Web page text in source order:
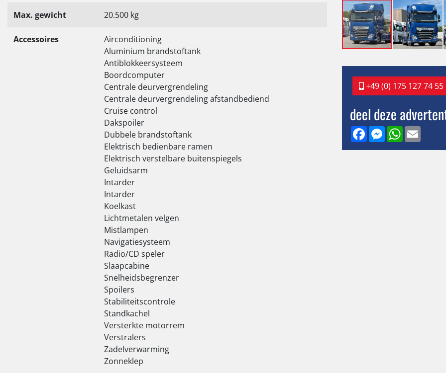
+49 (0) 175 127 74 55
deel deze
FacebookMessengerWhatsApp
Max. gewicht 20.500 kg
Accessoires
Airconditioning
Aluminium brandstoftank
Antiblokkeersysteem
Boordcomputer
Centrale deurvergrendeling
Centrale deurvergrendeling afstandbediend
Cruise control
Dakspoiler
Dubbele brandstoftank
Elektrisch bedienbare ramen
Elektrisch verstelbare buitenspiegels
Geluidsarm
Intarder
Intarder
Koelkast
Lichtmetalen velgen
Mistlampen
Navigatiesysteem
Radio/CD speler
Slaapcabine
Snelheidsbegrenzer
Spoilers
Stabiliteitscontrole
Standkachel
Versterkte motorrem
Verstralers
Zadelverwarming
Zonneklep